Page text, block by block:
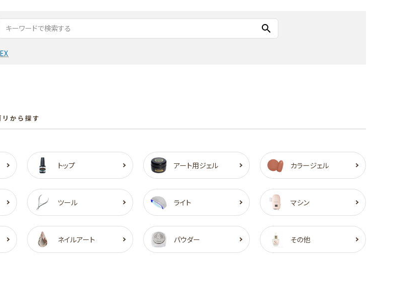
search
から探す
トップ アート用ジェル カラージェル
ツール ライト マシン
ネイルアート パウダー その他